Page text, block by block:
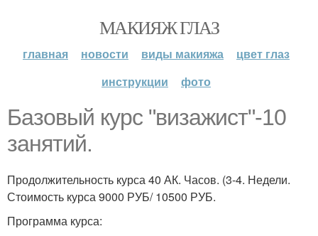
МАКИЯЖ ГЛАЗ
главная новости виды макияжа
цвет глаз
инструкции
фото
Базовый курс "визажист"-10
занятий.
Продолжительность курса 40 АК. Часов. (3-4. Недели.
Стоимость курса 9000 РУБ/ 10500 РУБ.
Программа курса: